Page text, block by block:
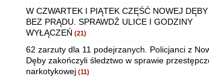
W CZWARTEK I PIĄTEK CZĘŚĆ NOWEJ DĘBY
BEZ PRĄDU. SPRAWDŹ ULICE I GODZINY
WYŁĄCZEŃ (21)
62 zarzuty dla 11 podejrzanych. Policjanci z
Dęby zakończyli śledztwo w sprawie
narkotykowej (11)